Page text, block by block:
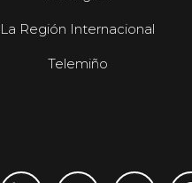
La Región Internacional
Telemiño